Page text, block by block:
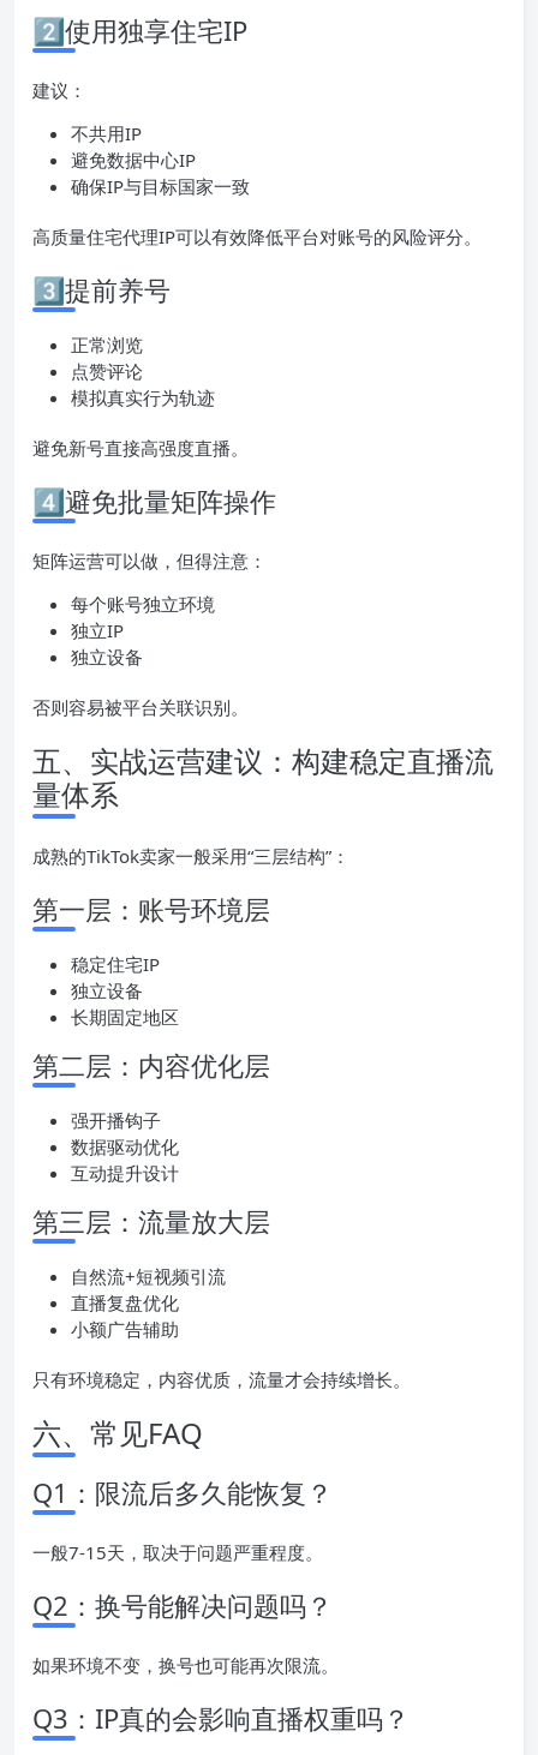
2️⃣使用独享住宅IP
建议：
不共用IP
避免数据中心IP
确保IP与目标国家一致
高质量住宅代理IP可以有效降低平台对账号的风险评分。
3️⃣提前养号
正常浏览
点赞评论
模拟真实行为轨迹
避免新号直接高强度直播。
4️⃣避免批量矩阵操作
矩阵运营可以做，但得注意：
每个账号独立环境
独立IP
独立设备
否则容易被平台关联识别。
五、实战运营建议：构建稳定直播流
量体系
成熟的TikTok卖家一般采用“三层结构”：
第一层：账号环境层
稳定住宅IP
独立设备
长期固定地区
第二层：内容优化层
强开播钩子
数据驱动优化
互动提升设计
第三层：流量放大层
自然流+短视频引流
直播复盘优化
小额广告辅助
只有环境稳定，内容优质，流量才会持续增长。
六、常见FAQ
Q1：限流后多久能恢复？
一般7-15天，取决于问题严重程度。
Q2：换号能解决问题吗？
如果环境不变，换号也可能再次限流。
Q3：IP真的会影响直播权重吗？